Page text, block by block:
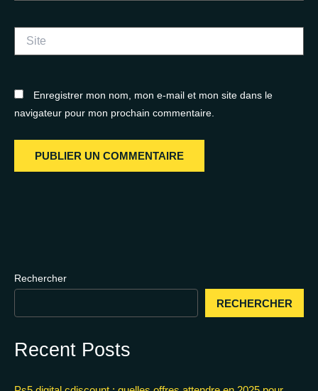
Enregistrer mon nom, mon e-mail et mon site dans le
navigateur pour mon prochain commentaire.
Rechercher
RECHERCHER
Recent Posts